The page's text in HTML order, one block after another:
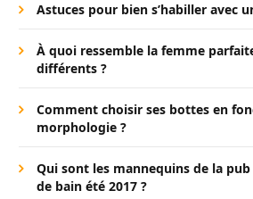
Astuces pour bien s’habiller avec
À quoi ressemble la femme
différents ?
Comment choisir ses bottes en
morphologie ?
Qui sont les mannequins de la
de bain été 2017 ?